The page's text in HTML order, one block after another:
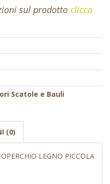
sul prodotto clicca
Scatole e Bauli
(0)
LEGNO PICCOLA